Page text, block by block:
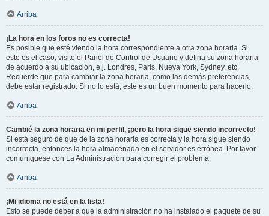
Arriba
¡La hora en los foros no es correcta!
Es posible que esté viendo la hora correspondiente a otra zona horaria. Si
este es el caso, visite el Panel de Control de Usuario y defina su zona horaria
de acuerdo a su ubicación, e.j. Londres, París, Nueva York, Sydney, etc.
Recuerde que para cambiar la zona horaria, como las demás preferencias,
debe estar registrado. Si no lo está, este es un buen momento para hacerlo.
Arriba
Cambié la zona horaria en mi perfil, ¡pero la hora sigue siendo incorrecto!
Si está seguro de que de la zona horaria es correcta y la hora sigue siendo
incorrecta, entonces la hora almacenada en el servidor es errónea. Por favor
comuníquese con La Administración para corregir el problema.
Arriba
¡Mi idioma no está en la lista!
Esto se puede deber a que la administración no ha instalado el paquete de su